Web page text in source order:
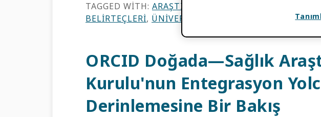
TAGGED WITH: ARAŞTIRMA BÜTÜNLÜĞÜ
BELIRTEÇLERI, ÜNIVERSITELER VE ARAŞTIRMA
ORCID Doğada—Sağlık
Kurulu'nun Entegrasyon
Derinlemesine Bir Bakış